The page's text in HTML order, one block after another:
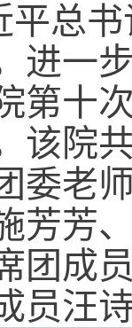
平总
进一
第十
该院
委老
芳芳
团成
员汪